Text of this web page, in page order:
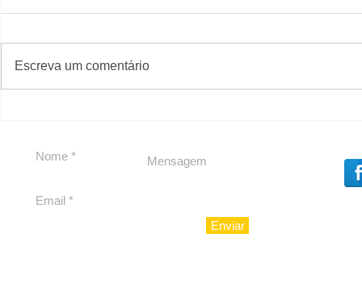
reforçam apoio a
Cláudio Mitidieri
Escreva um comentário
#Sugestões
Enviar